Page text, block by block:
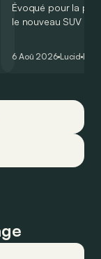
Évoqué pour la
le nouveau SUV
l’année 2026.
6 Aoû 2026 Lucid